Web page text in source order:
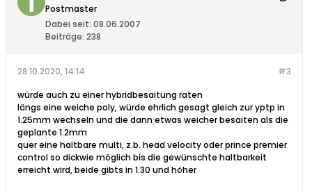
Postmaster
Dabei seit: 08.06.2007
Beiträge: 238
#3
28.10.2020, 14:14
würde auch zu einer hybridbesaitung raten
längs eine weiche poly, würde ehrlich gesagt gleich zur yptp in
1.25mm wechseln und die dann etwas weicher besaiten als die
geplante 1.2mm
quer eine haltbare multi, z.b. head velocity oder prince premier
control so dickwie möglich bis die gewünschte haltbarkeit
erreicht wird, beide gibts in 1.30 und höher